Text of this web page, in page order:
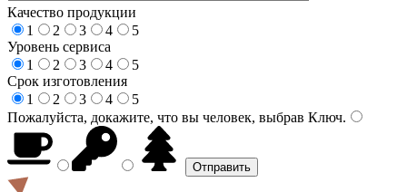
Качество продукции
1
2 3 4
5
Уровень сервиса
1
2 3 4
5
Срок изготовления
1
2 3 4
5
Пожалуйста, докажите, что вы человек, выбрав Ключ.